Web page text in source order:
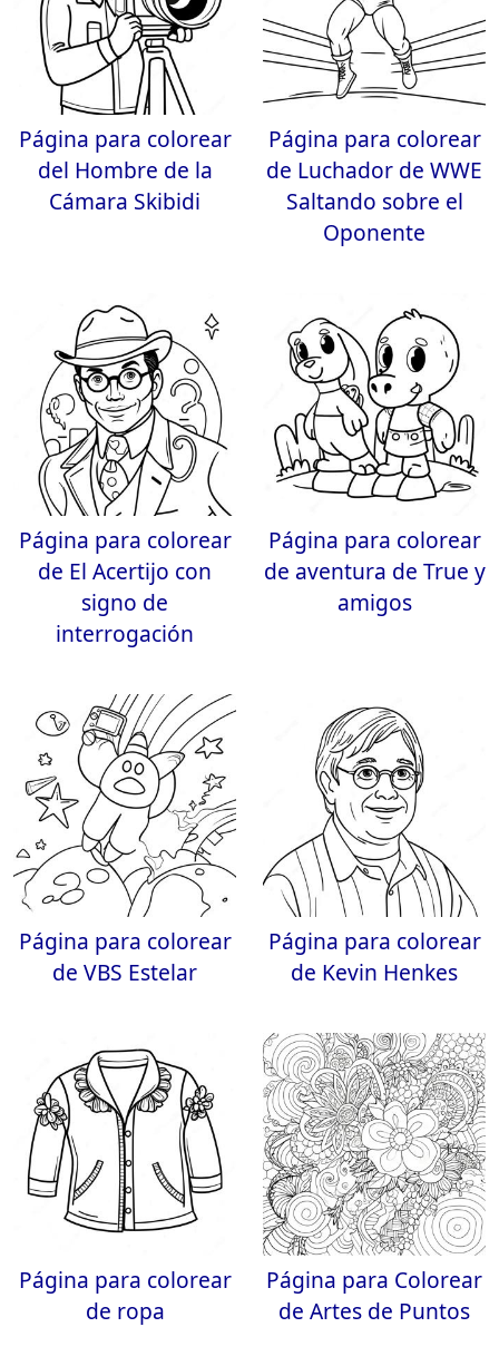
Página para colorear
del Hombre de la
Cámara Skibidi
Página para colorear
de Luchador de WWE
Saltando sobre el
Oponente
Página para colorear
de El Acertijo con
signo de
interrogación
Página para colorear
de aventura de True y
amigos
Página para colorear
de VBS Estelar
Página para colorear
de Kevin Henkes
Página para colorear
de ropa
Página para Colorear
de Artes de Puntos